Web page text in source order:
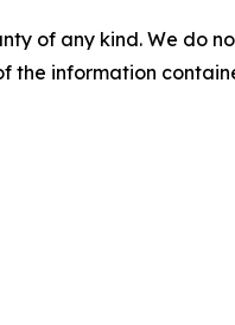
of any kind. We do
the information